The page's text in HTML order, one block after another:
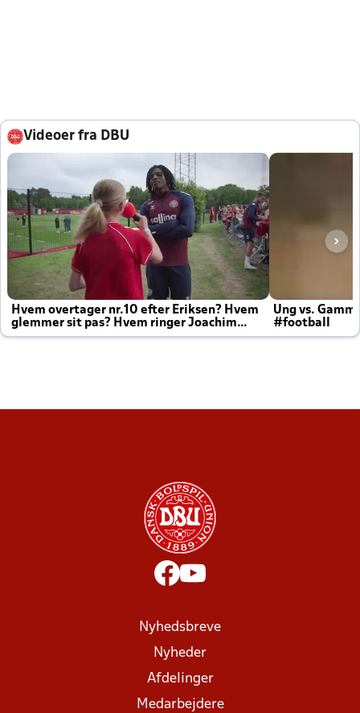
Videoer fra DBU
Hvem overtager nr.10 efter Eriksen? Hvem
glemmer sit pas? Hvem ringer Joachim
altid til efter kampe?
Ung vs.
#football
Nyhedsbreve
Nyheder
Afdelinger
Medarbejdere